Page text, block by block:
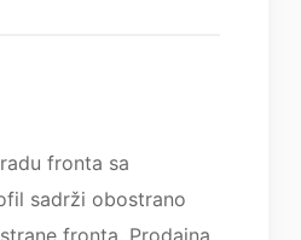
fronta sa
sadrži obostrano
fronta. Prodajna